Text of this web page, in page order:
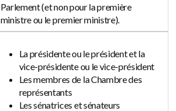
Parlement (et non pour la première
ministre ou le premier ministre).
La présidente ou le président et la
vice-présidente ou le vice-président
Les membres de la Chambre des
représentants
Les sénatrices et sénateurs